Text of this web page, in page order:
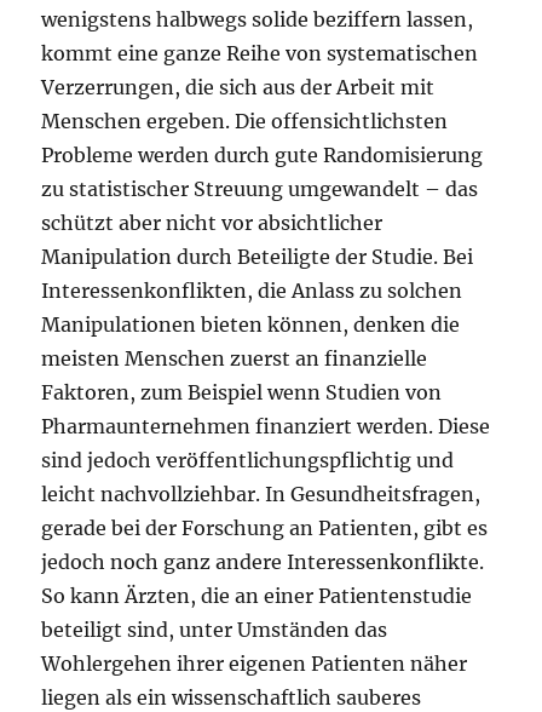
wenigstens halbwegs solide beziffern lassen,
kommt eine ganze Reihe von systematischen
Verzerrungen, die sich aus der Arbeit mit
Menschen ergeben. Die offensichtlichsten
Probleme werden durch gute Randomisierung
zu statistischer Streuung umgewandelt – das
schützt aber nicht vor absichtlicher
Manipulation durch Beteiligte der Studie. Bei
Interessenkonflikten, die Anlass zu solchen
Manipulationen bieten können, denken die
meisten Menschen zuerst an finanzielle
Faktoren, zum Beispiel wenn Studien von
Pharmaunternehmen finanziert werden. Diese
sind jedoch veröffentlichungspflichtig und
leicht nachvollziehbar. In Gesundheitsfragen,
gerade bei der Forschung an Patienten, gibt es
jedoch noch ganz andere Interessenkonflikte.
So kann Ärzten, die an einer Patientenstudie
beteiligt sind, unter Umständen das
Wohlergehen ihrer eigenen Patienten näher
liegen als ein wissenschaftlich sauberes